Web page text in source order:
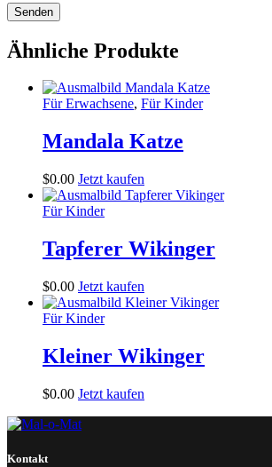
Ähnliche Produkte
Für Erwachsene, Für Kinder
Mandala Katze
$0.00 Jetzt kaufen
Für Kinder
Tapferer Wikinger
$0.00 Jetzt kaufen
Für Kinder
Kleiner Wikinger
$0.00 Jetzt kaufen
Kontakt